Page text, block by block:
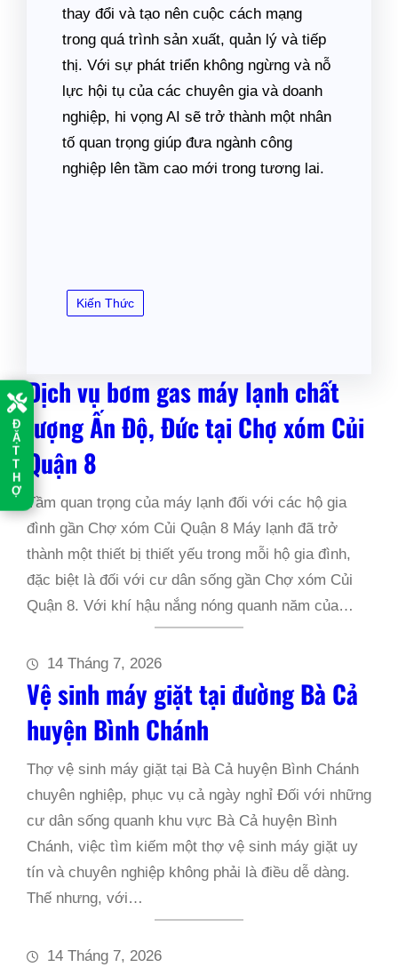
Đ
Ặ
T
T
H
Ợ
thay đổi và tạo nên cuộc cách mạng
trong quá trình sản xuất, quản lý và tiếp
thị. Với sự phát triển không ngừng và nỗ
lực hội tụ của các chuyên gia và doanh
nghiệp, hi vọng AI sẽ trở thành một nhân
tố quan trọng giúp đưa ngành công
nghiệp lên tầm cao mới trong tương lai.
Kiến Thức
Dịch vụ bơm gas máy lạnh chất
lượng Ấn Độ, Đức tại Chợ xóm Củi
Quận 8
Tầm quan trọng của máy lạnh đối với các hộ gia
đình gần Chợ xóm Củi Quận 8 Máy lạnh đã trở
thành một thiết bị thiết yếu trong mỗi hộ gia đình,
đặc biệt là đối với cư dân sống gần Chợ xóm Củi
Quận 8. Với khí hậu nắng nóng quanh năm của…
14 Tháng 7, 2026
Vệ sinh máy giặt tại đường Bà Cả
huyện Bình Chánh
Thợ vệ sinh máy giặt tại Bà Cả huyện Bình Chánh
chuyên nghiệp, phục vụ cả ngày nghỉ Đối với những
cư dân sống quanh khu vực Bà Cả huyện Bình
Chánh, việc tìm kiếm một thợ vệ sinh máy giặt uy
tín và chuyên nghiệp không phải là điều dễ dàng.
Thế nhưng, với…
14 Tháng 7, 2026